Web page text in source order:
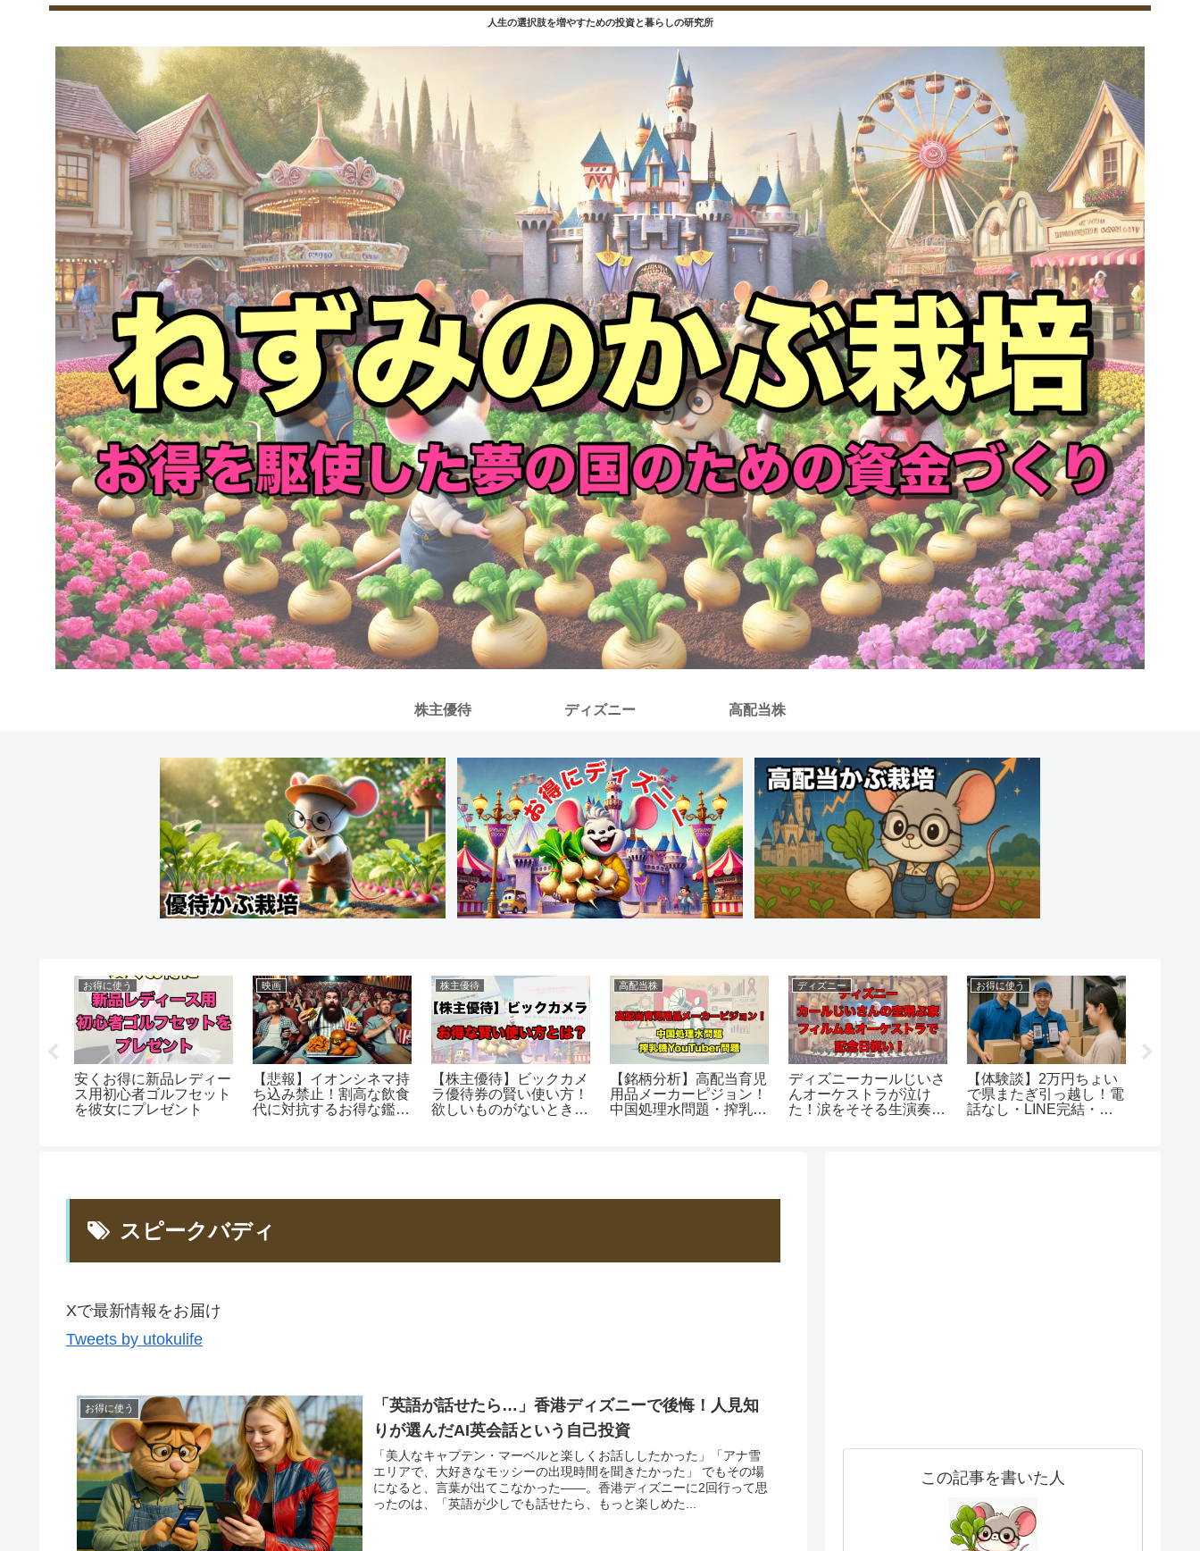
人生の選択肢を増やすための投資と暮らしの研究所
株主優待 ディズニー 高配当株
お得に使う
安くお得に新品レディー
ス用初心者ゴルフセット
を彼女にプレゼント
映画
【悲報】イオンシネマ持
ち込み禁止！割高な飲食
代に対抗するお得な鑑賞
株主優待
【株主優待】ビックカメ
ラ優待券の賢い使い方！
欲しいものがないときは
高配当株
【銘柄分析】高配当育児
用品メーカーピジョン！
中国処理水問題・搾乳機
ディズニー
ディズニーカールじいさ
んオーケストラが泣け
た！涙をそそる生演奏と
お得に使う
【体験談】2万円ちょい
で県またぎ引っ越し！電
話なし・LINE完結・
スピークバディ
Xで最新情報をお届け
Tweets by utokulife
お得に使う
「英語が話せたら…」香港ディズニーで後悔！人見知
りが選んだAI英会話という自己投資
「美人なキャプテン・マーベルと楽しくお話ししたかった」「アナ雪
エリアで、大好きなモッシーの出現時間を聞きたかった」 でもその場
になると、言葉が出てこなかった――。香港ディズニーに2回行って思
ったのは、「英語が少しでも話せたら、もっと楽しめた...
この記事を書いた人